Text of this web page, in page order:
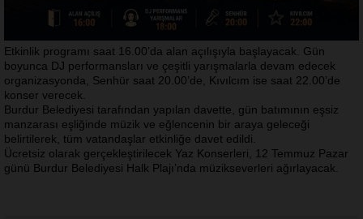
Etkinlik programı saat 16.00’da alan açılışıyla başlayacak. Gün
boyunca DJ performansları ve çeşitli yarışmalarla devam edecek
organizasyonda, Senhür saat 20.00’de, Kıvılcım ise saat 22.00’de
konser verecek.
Burdur Belediyesi tarafından yapılan davette, gün batımının eşsiz
manzarası eşliğinde müzik ve eğlencenin bir araya geleceği
belirtilerek, tüm vatandaşlar etkinliğe davet edildi.
Ücretsiz olarak gerçekleştirilecek Yaz Konserleri, 12 Temmuz Pazar
günü Burdur Belediyesi Halk Plajı’nda müzikseverleri ağırlayacak.